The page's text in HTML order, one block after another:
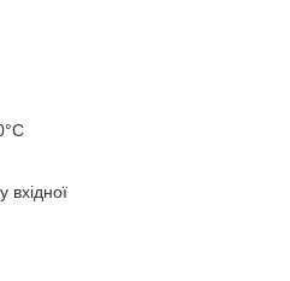
вхідної